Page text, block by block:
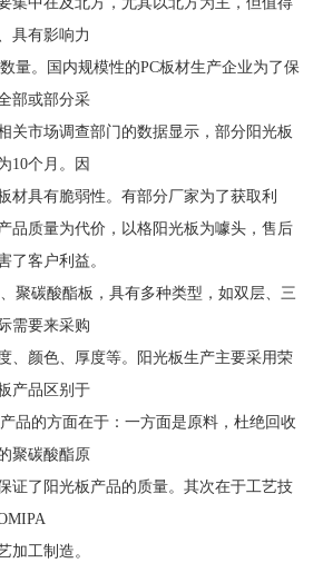
具有影响力
量。国内规模性的PC板材生产企业为了保
部或部分采
关市场调查部门的数据显示，部分阳光板
10个月。因
材具有脆弱性。有部分厂家为了获取利
品质量为代价，以格阳光板为噱头，售后
了客户利益。
聚碳酸酯板，具有多种类型，如双层、三
需要来采购
、颜色、厚度等。阳光板生产主要采用荣
产品区别于
品的方面在于：一方面是原料，杜绝回收
聚碳酸酯原
证了阳光板产品的质量。其次在于工艺技
加工制造。